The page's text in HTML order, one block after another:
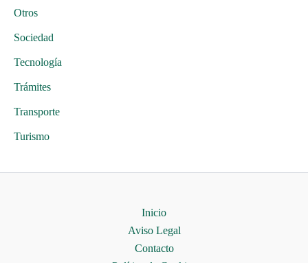
Otros
Sociedad
Tecnología
Trámites
Transporte
Turismo
Inicio
Aviso Legal
Contacto